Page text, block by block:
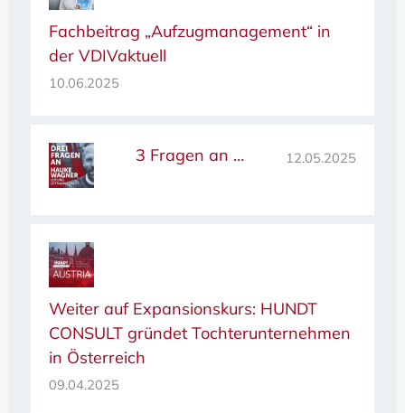
Fachbeitrag „Aufzugmanagement“ in
der VDIVaktuell
10.06.2025
3 Fragen an … 12.05.2025
Weiter auf Expansionskurs: HUNDT
CONSULT gründet Tochterunternehmen
in Österreich
09.04.2025